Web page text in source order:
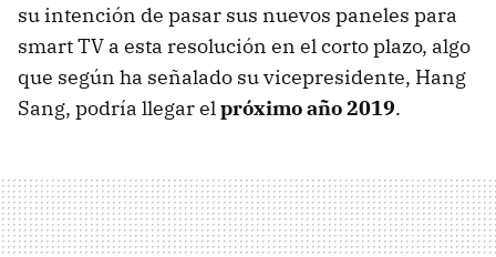
su intención de pasar sus nuevos paneles para
smart TV a esta resolución en el corto plazo, algo
que según ha señalado su vicepresidente, Hang
Sang, podría llegar elpróximo año 2019.